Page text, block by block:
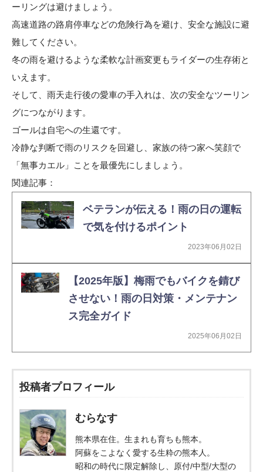
ーリングは避けましょう。
高速道路の路肩停車などの危険行為を避け、安全な施設に避
難してください。
冬の雨を避けるような柔軟な計画変更もライダーの生存術と
いえます。
そして、雨天走行後の愛車の手入れは、次の安全なツーリン
グにつながります。
ゴールは自宅への生還です。
冷静な判断で雨のリスクを回避し、家族の待つ家へ笑顔で
「無事カエル」ことを最優先にしましょう。
関連記事：
ベテランが伝える！雨の日の運転
で気を付けるポイント
2023年06月02日
【2025年版】梅雨でもバイクを錆び
させない！雨の日対策・メンテナン
ス完全ガイド
2025年06月02日
投稿者プロフィール
むらなす
熊本県在住。生まれも育ちも熊本。
阿蘇をこよなく愛する生粋の熊本人。
昭和の時代に限定解除し、原付/中型/大型の